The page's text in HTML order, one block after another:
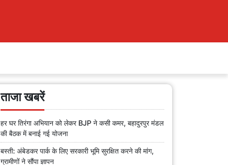
ताजा खबरें
हर घर तिरंगा अभियान को लेकर BJP ने कसी कमर, बहादुरपुर मंडल
की बैठक में बनाई गई योजना
बस्ती: अंबेडकर पार्क के लिए सरकारी भूमि सुरक्षित करने की मांग,
ग्रामीणों ने सौंपा ज्ञापन